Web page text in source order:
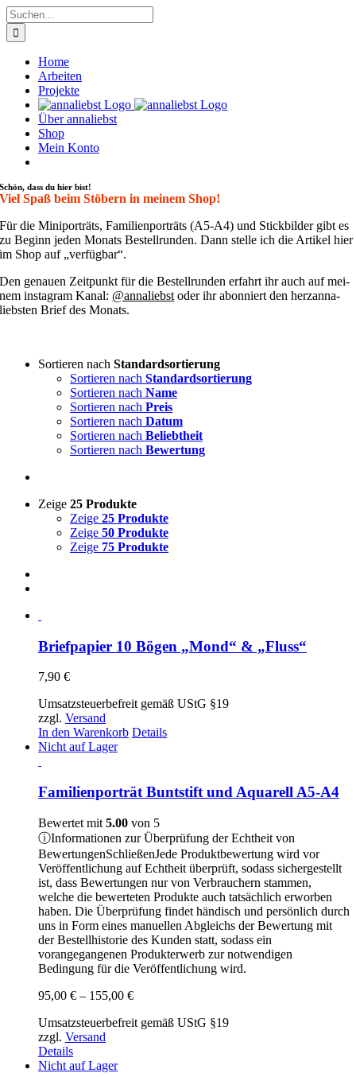
Zum
Inhalt
springen
Suche
nach:
Home
Arbeiten
Projekte
Über annaliebst
Shop
Mein Konto
Schön, dass du hier bist!
Viel Spaß beim Stöbern in meinem Shop!
Für die Mini­por­träts, Fami­li­en­por­träts (A5-A4) und Stick­bil­der gibt es
zu Beginn jeden Monats Bestell­run­den. Dann stel­le ich die Arti­kel hier
im Shop auf „ver­füg­bar“.
Den genau­en Zeit­punkt für die Bestell­run­den erfahrt ihr auch auf mei­
nem insta­gram Kanal: @annaliebst oder ihr abon­niert den her­zan­na­
liebs­ten Brief des Monats.
Sortieren nach Standardsortierung
Sortieren nach Standardsortierung
Sortieren nach Name
Sortieren nach Preis
Sortieren nach Datum
Sortieren nach Beliebtheit
Sortieren nach Bewertung
Zeige 25 Produkte
Zeige 25 Produkte
Zeige 50 Produkte
Zeige 75 Produkte
Briefpapier 10 Bögen „Mond“ & „Fluss“
7,90 €
Umsatzsteuerbefreit gemäß UStG §19
zzgl. Versand
In den Warenkorb Details
Nicht auf Lager
Familienporträt Buntstift und Aquarell A5-A4
Bewertet mit 5.00 von 5
ⓘInformationen zur Überprüfung der Echtheit von
BewertungenSchließenJede Produktbewertung wird vor
Veröffentlichung auf Echtheit überprüft, sodass sichergestellt
ist, dass Bewertungen nur von Verbrauchern stammen,
welche die bewerteten Produkte auch tatsächlich erworben
haben. Die Überprüfung findet händisch und persönlich durch
uns in Form eines manuellen Abgleichs der Bewertung mit
der Bestellhistorie des Kunden statt, sodass ein
vorangegangenen Produkterwerb zur notwendigen
Bedingung für die Veröffentlichung wird.
95,00 € – 155,00 €Preisspanne:
bis
Umsatzsteuerbefreit gemäß UStG §19
zzgl. Versand
Details
Nicht auf Lager